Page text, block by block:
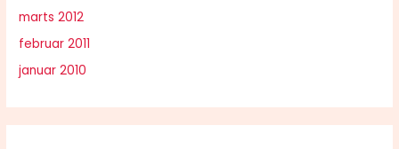
marts 2012
februar 2011
januar 2010